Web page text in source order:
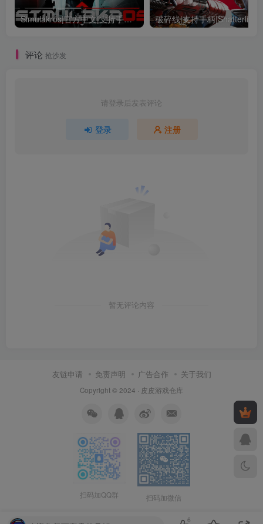
Simulakros|官方中文|支持手柄|模拟杀戮|虚拟幻象 破碎线|支持手柄|Shatterline
评论 抢沙发
请登录后发表评论
登录 注册
暂无评论内容
友链申请 免责声明 广告合作 关于我们
Copyright © 2024 · 皮皮游戏仓库
扫码加QQ群 扫码加微信
6